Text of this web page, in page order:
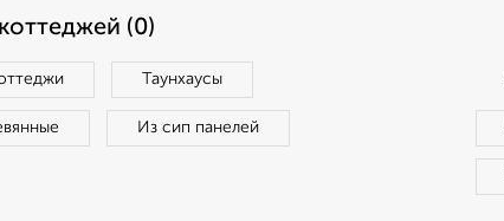
(0)
Таунхаусы
Из сип панелей